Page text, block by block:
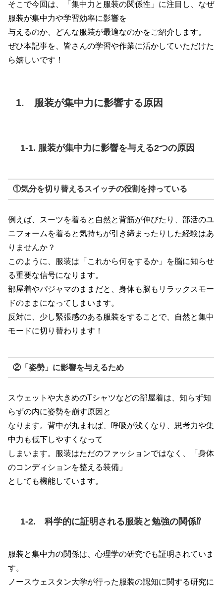
そこで今回は、「集中力と服装の関係性」に注目し、なぜ
服装が集中力や学習効率に影響を
与えるのか、どんな服装が最適なのかをご紹介します。
ぜひ本記事を、皆さんの学習や作業に活かしていただけた
ら嬉しいです！
1. 服装が集中力に影響する原因
1-1. 服装が集中力に影響を与える2つの原因
①気分を切り替えるスイッチの役割を持っている
例えば、スーツを着ると自然と背筋が伸びたり、部活のユ
ニフォームを着ると気持ちが引き締まったりした経験はあ
りませんか？
このように、服装は「これから何をするか」を脳に知らせ
る重要な信号になります。
部屋着やパジャマのままだと、身体も脳もリラックスモー
ドのままになってしまいます。
反対に、少し緊張感のある服装をすることで、自然と集中
モードに切り替わります！
②「姿勢」に影響を与えるため
スウェットや大きめのTシャツなどの部屋着は、知らず知
らずの内に姿勢を崩す原因と
なります。背中が丸まれば、呼吸が浅くなり、思考力や集
中力も低下しやすくなって
しまいます。服装はただのファッションではなく、「身体
のコンディションを整える装備」
としても機能しています。
1-2. 科学的に証明される服装と勉強の関係⁉︎
服装と集中力の関係は、心理学の研究でも証明されていま
す。
ノースウェスタン大学が行った服装の認知に関する研究に